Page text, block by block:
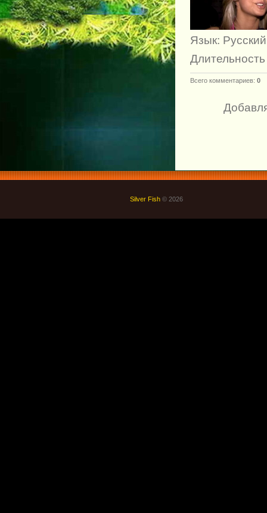
Язык: Русский
Всего комментариев: 0
Silver Fish © 2026